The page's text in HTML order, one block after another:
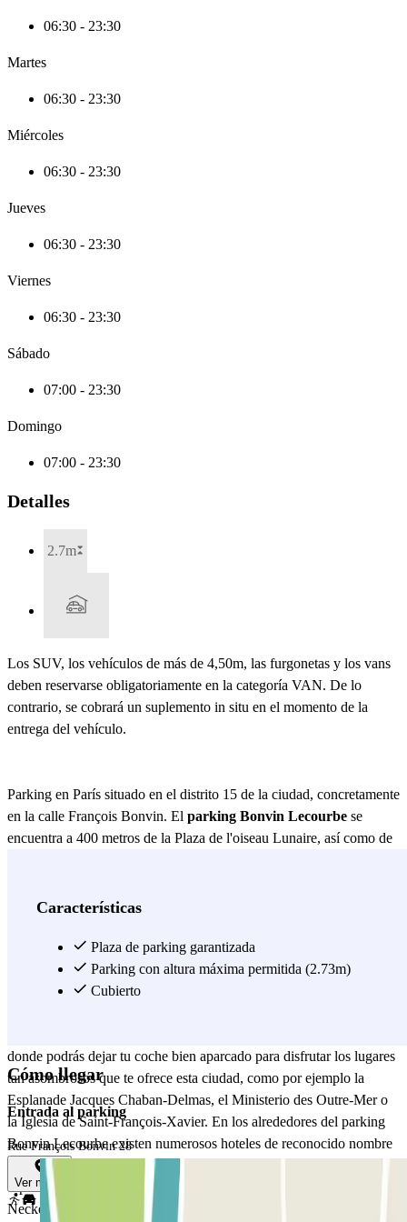
06:30 - 23:30
Martes
06:30 - 23:30
Miércoles
06:30 - 23:30
Jueves
06:30 - 23:30
Viernes
06:30 - 23:30
Sábado
07:00 - 23:30
Domingo
07:00 - 23:30
Detalles
2.7m
Los SUV, los vehículos de más de 4,50m, las furgonetas y los vans
deben reservarse obligatoriamente en la categoría VAN. De lo
contrario, se cobrará un suplemento in situ en el momento de la
entrega del vehículo.
Parking en París situado en el distrito 15 de la ciudad, concretamente
en la calle François Bonvin. El parking Bonvin Lecourbe se
encuentra a 400 metros de la Plaza de l'oiseau Lunaire, así como de
Hospital Necker nunca ha sido tan fácil gracias al parking Bonvin
dejar tu coche sin preocupaciones si tienes que acudir al hospital de
improviso. Así mismo, con el parking Bonvin Lecourbe también
puedes aparcar cerca del Hospital Saint-Jacques, ya que se
donde podrás dejar tu coche bien aparcado para disfrutar los lugares
tan asombrosos que te ofrece esta ciudad, como por ejemplo la
Esplanade Jacques Chaban-Delmas, el Ministerio des Outre-Mer o
la Iglesia de Saint-François-Xavier. En los alrededores del parking
Bonvin Lecourbe existen numerosos hoteles de reconocido nombre
para hacer que tu estancia en París sea inolvidable. Así que no
esperes más y reserva tu plaza de aparcamiento cerca del Hospital
Necker, donde también tienes la oportunidad de visitar el Jardín
Características
Plaza de parking garantizada
Parking con altura máxima permitida (2.73m)
Cubierto
Cómo llegar
Entrada al parking
Rue François Bonvin 28
Ver mapa